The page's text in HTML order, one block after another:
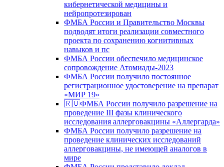
кибернетической медицины и
нейропротезирован
ФМБА России и Правительство Москвы
подводят итоги реализации совместного
проекта по сохранению когнитивных
навыков и пс
ФМБА России обеспечило медицинское
сопровождение Атомиады-2023
ФМБА России получило постоянное
регистрационное удостоверение на препарат
«МИР 19»
🇷🇺ФМБА России получило разрешение на
проведение III фазы клинического
исследования аллерговакцины «Аллергарда»
ФМБА России получило разрешение на
проведение клинических исследований
аллерговакцины, не имеющей аналогов в
мире